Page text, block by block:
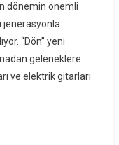
dönemin önemli
jenerasyonla
“Dön” yeni
geleneklere
ve elektrik gitarları